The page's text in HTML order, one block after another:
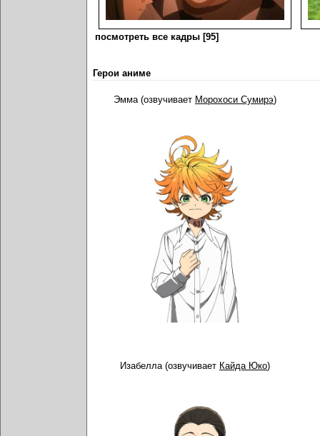
посмотреть все кадры [95]
Герои аниме
Эмма (озвучивает Морохоси Сумирэ)
Изабелла (озвучивает Кайда Юко)